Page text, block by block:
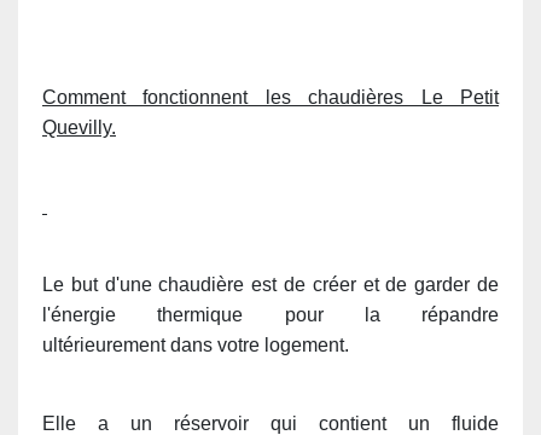
Comment fonctionnent les chaudières Le Petit
Quevilly.
Le but d'une chaudière est de créer et de garder de
l'énergie thermique pour la répandre
ultérieurement dans votre logement.
Elle a un réservoir qui contient un fluide